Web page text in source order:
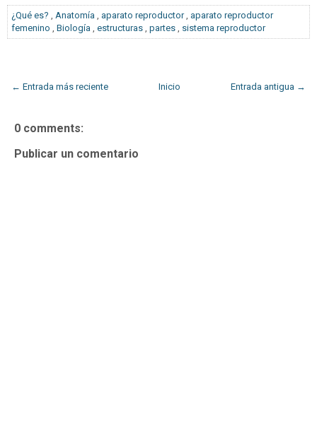
¿Qué es? , Anatomía , aparato reproductor, aparato reproductor
femenino , Biología , estructuras , partes , sistema reproductor
← Entrada más reciente Entrada antigua →
Inicio
0 comments:
Publicar un comentario